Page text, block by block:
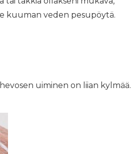
kuuman veden pesupöytä.
uiminen on liian kylmää.